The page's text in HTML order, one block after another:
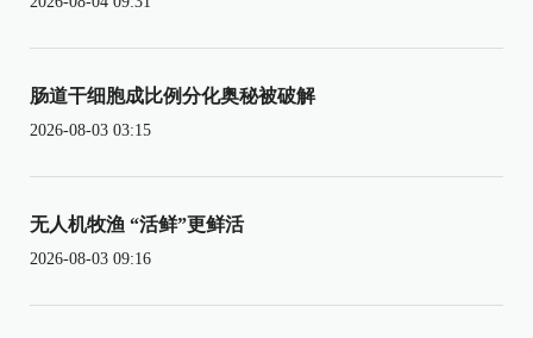
肠道干细胞成比例分化奥秘被破解
2026-08-03 03:15
无人机牧渔 “活鲜”更鲜活
2026-08-03 09:16